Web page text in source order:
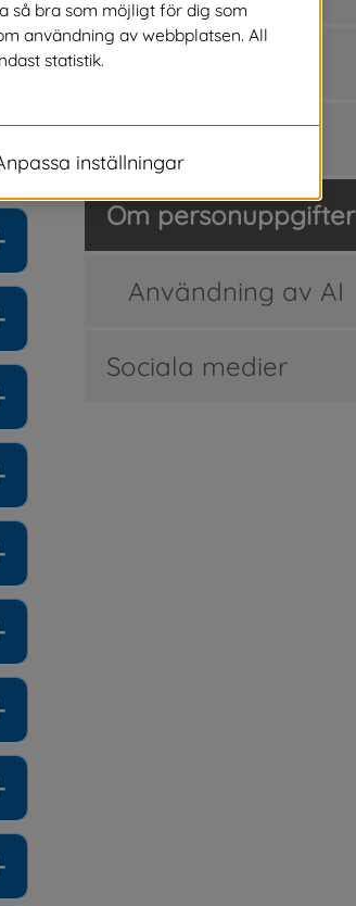
Om personuppgifter
Användning av AI
Sociala medier
så bra som möjligt för dig som
användning av webbplatsen. All
statistik.
inställningar